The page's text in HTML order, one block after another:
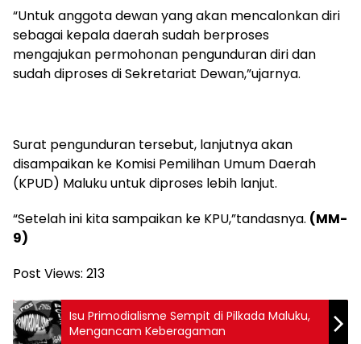
“Untuk anggota dewan yang akan mencalonkan diri
sebagai kepala daerah sudah berproses
mengajukan permohonan pengunduran diri dan
sudah diproses di Sekretariat Dewan,”ujarnya.
Surat pengunduran tersebut, lanjutnya akan
disampaikan ke Komisi Pemilihan Umum Daerah
(KPUD) Maluku untuk diproses lebih lanjut.
“Setelah ini kita sampaikan ke KPU,”tandasnya. (MM-
9)
Post Views: 213
Isu Primodialisme Sempit di Pilkada Maluku,
Mengancam Keberagaman